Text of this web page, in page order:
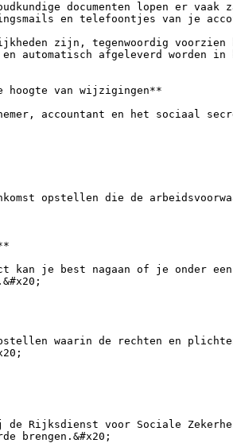
documenten lopen er
en telefoontjes van je
zijn, tegenwoordig
automatisch afgeleverd worden in
hoogte van wijzigingen**
accountant en het sociaal
opstellen die de
kan je best nagaan of je onder
waarin de rechten en
Rijksdienst voor Sociale
brengen.&#x20;